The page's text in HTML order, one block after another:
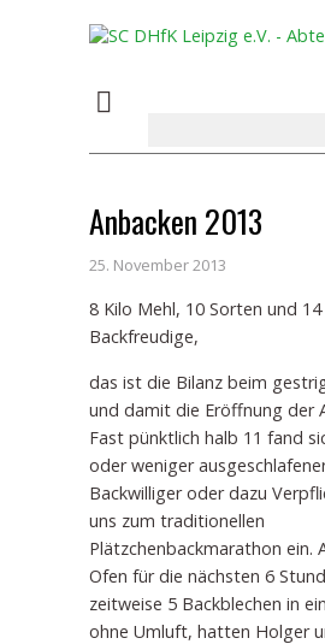
Anbacken 2013
25. November 2013
8 Kilo Mehl, 10 Sorten und 14
Backfreudige,
das ist die Bilanz beim
und damit die Eröffnung der
Fast pünktlich halb 11 fand
oder weniger
Backwilliger oder dazu
uns zum traditionellen
Plätzchenbackmarathon ein.
Ofen für die nächsten 6
zeitweise 5 Backblechen in
ohne Umluft, hatten Holger